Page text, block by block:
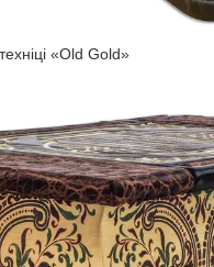
«Old Gold»